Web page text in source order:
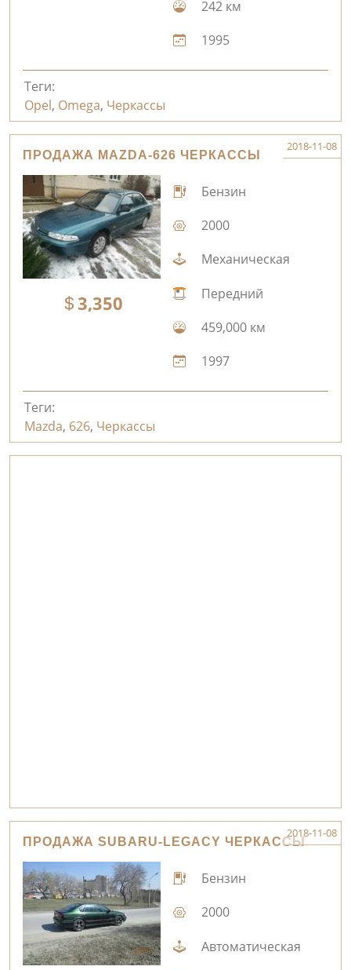
242 км
1995
Теги:
Opel, Omega, Черкассы
ПРОДАЖА MAZDA-626 ЧЕРКАССЫ
2018-11-08
3,350
Бензин
2000
Механическая
Передний
459,000 км
1997
Теги:
Mazda, 626, Черкассы
ПРОДАЖА SUBARU-LEGACY ЧЕРКАССЫ
2018-11-08
Бензин
2000
Автоматическая